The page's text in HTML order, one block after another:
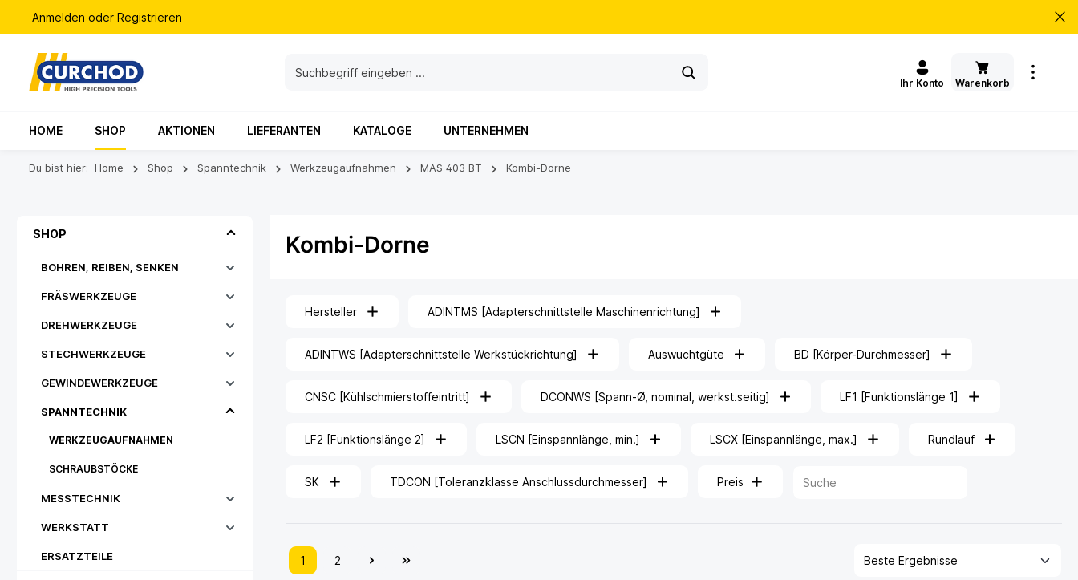
Anmelden oder Registrieren
Ihr Konto Warenkorb
HOME SHOP AKTIONEN LIEFERANTEN KATALOGE UNTERNEHMEN
Du bist hier: Home Shop Spanntechnik Werkzeugaufnahmen MAS 403 BT Kombi-Dorne
SHOP
BOHREN, REIBEN, SENKEN
FRÄSWERKZEUGE
DREHWERKZEUGE
STECHWERKZEUGE
GEWINDEWERKZEUGE
SPANNTECHNIK
WERKZEUGAUFNAHMEN
SCHRAUBSTÖCKE
MESSTECHNIK
WERKSTATT
ERSATZTEILE
Kombi-Dorne
Hersteller ADINTMS [Adapterschnittstelle Maschinenrichtung]
ADINTWS [Adapterschnittstelle Werkstückrichtung] Auswuchtgüte BD [Körper-Durchmesser]
CNSC [Kühlschmierstoffeintritt] DCONWS [Spann-Ø, nominal, werkst.seitig] LF1 [Funktionslänge 1]
LF2 [Funktionslänge 2] LSCN [Einspannlänge, min.] LSCX [Einspannlänge, max.] Rundlauf
SK TDCON [Toleranzklasse Anschlussdurchmesser] Preis
1 2